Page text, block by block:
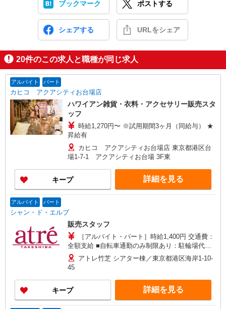
ブックマーク ポストする
シェアする URLをシェア
20件のこの求人と職種が同じ求人
アルバイト パート
カヒコ アクアシティお台場店
ハワイアン雑貨・衣料・アクセサリー販売スタ
ッフ
時給1,270円〜 ※試用期間3ヶ月（同給与） ★
昇給有
カヒコ アクアシティお台場店 東京都港区台
場1-7-1 アクアシティお台場 3F東
キープ 詳細を見る
アルバイト パート
シャン・ド・エルブ
販売スタッフ
［アルバイト・パート］時給1,400円 交通費：
全額支給 ■自転車通勤のみ制限あり：駐輪場代上
限2,000円/月 自宅から最寄駅まで2Km以上の方
が対象
アトレ竹芝 シアター棟／東京都港区海岸1-10-
45
キープ 詳細を見る